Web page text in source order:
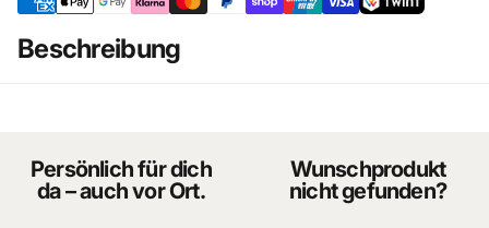
überwiegendältere, original erschienene
Sammlerstücke
Zweitmärkte verkauft werden.
Beschreibung
Persönlich für dich
da – auch vor Ort.
Wunschprodukt
nicht gefunden?